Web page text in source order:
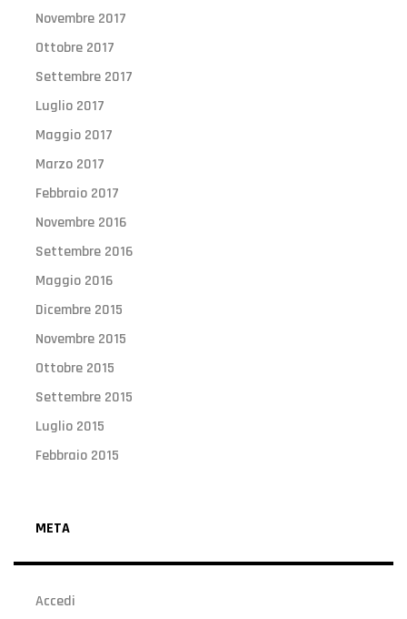
Novembre 2017
Ottobre 2017
Settembre 2017
Luglio 2017
Maggio 2017
Marzo 2017
Febbraio 2017
Novembre 2016
Settembre 2016
Maggio 2016
Dicembre 2015
Novembre 2015
Ottobre 2015
Settembre 2015
Luglio 2015
Febbraio 2015
META
Accedi